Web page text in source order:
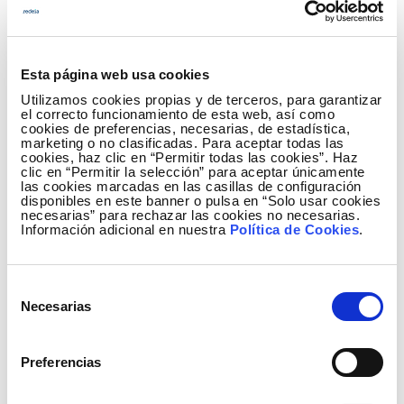
Esta página web usa cookies
Utilizamos cookies propias y de terceros, para garantizar
el correcto funcionamiento de esta web, así como
cookies de preferencias, necesarias, de estadística,
marketing o no clasificadas. Para aceptar todas las
cookies, haz clic en “Permitir todas las cookies”. Haz
clic en “Permitir la selección” para aceptar únicamente
las cookies marcadas en las casillas de configuración
disponibles en este banner o pulsa en “Solo usar cookies
necesarias” para rechazar las cookies no necesarias.
Información adicional en nuestra Política de Cookies.
Necesarias
Preferencias
próximos dos años.
Hechos significativos
Este mismo mes de febrero Red Eléctrica ha
Con esta operación la compañía completa la
refinanciación de las necesidades del 2012, 2013 y